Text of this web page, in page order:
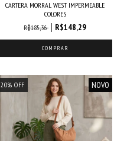
CARTERA MORRAL WEST IMPERMEABLE
COLORES
R$185,36
R$148,29
COMPRAR
20% OFF NOVO